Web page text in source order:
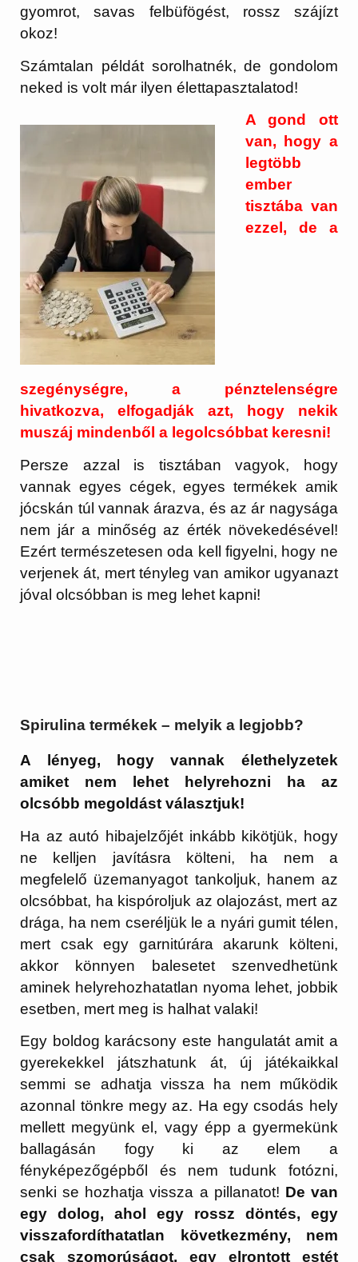
gyomrot, savas felbüfögést, rossz szájízt
okoz!
Számtalan példát sorolhatnék, de gondolom
neked is volt már ilyen élettapasztalatod!
A gond ott
van, hogy a
legtöbb
ember
tisztába van
ezzel, de a
szegénységre, a pénztelenségre
hivatkozva, elfogadják azt, hogy nekik
muszáj mindenből a legolcsóbbat keresni!
Persze azzal is tisztában vagyok, hogy
vannak egyes cégek, egyes termékek amik
jócskán túl vannak árazva, és az ár nagysága
nem jár a minőség az érték növekedésével!
Ezért természetesen oda kell figyelni, hogy ne
verjenek át, mert tényleg van amikor ugyanazt
jóval olcsóbban is meg lehet kapni!
Spirulina termékek – melyik a legjobb?
A lényeg, hogy vannak élethelyzetek
amiket nem lehet helyrehozni ha az
olcsóbb megoldást választjuk!
Ha az autó hibajelzőjét inkább kikötjük, hogy
ne kelljen javításra költeni, ha nem a
megfelelő üzemanyagot tankoljuk, hanem az
olcsóbbat, ha kispóroljuk az olajozást, mert az
drága, ha nem cseréljük le a nyári gumit télen,
mert csak egy garnitúrára akarunk költeni,
akkor könnyen balesetet szenvedhetünk
aminek helyrehozhatatlan nyoma lehet, jobbik
esetben, mert meg is halhat valaki!
Egy boldog karácsony este hangulatát amit a
gyerekekkel játszhatunk át, új játékaikkal
semmi se adhatja vissza ha nem működik
azonnal tönkre megy az. Ha egy csodás hely
mellett megyünk el, vagy épp a gyermekünk
ballagásán fogy ki az elem a
fényképezőgépből és nem tudunk fotózni,
senki se hozhatja vissza a pillanatot! De van
egy dolog, ahol egy rossz döntés, egy
visszafordíthatatlan következmény, nem
csak szomorúságot, egy elrontott estét